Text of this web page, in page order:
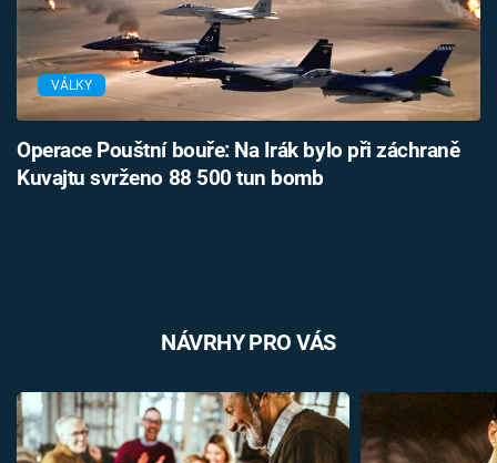
VÁLKY
Operace Pouštní bouře: Na Irák bylo při záchraně
Kuvajtu svrženo 88 500 tun bomb
NÁVRHY PRO VÁS